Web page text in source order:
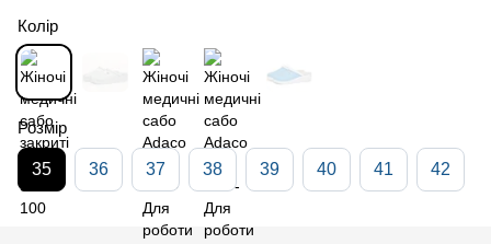
Колір
Розмір
35 36 37 38 39 40 41 42